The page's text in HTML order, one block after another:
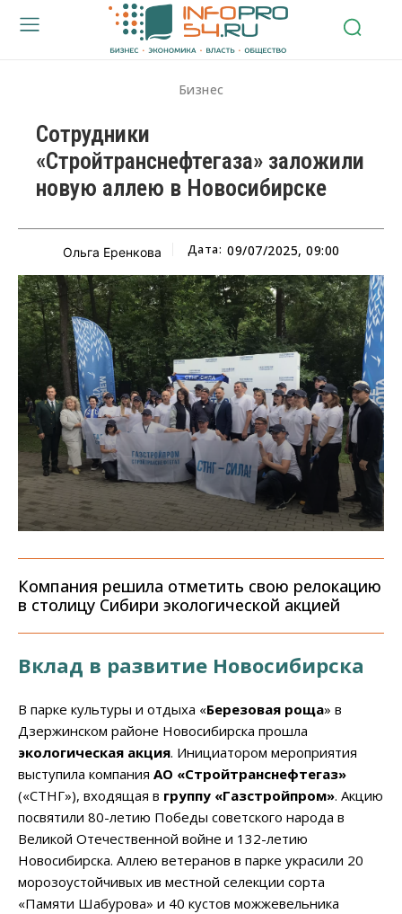
Бизнес
Сотрудники
«Стройтранснефтегаза» заложили
новую аллею в Новосибирске
Ольга Еренкова Дата: 09/07/2025, 09:00
Компания решила отметить свою релокацию
в столицу Сибири экологической акцией
Вклад в развитие Новосибирска
В парке культуры и отдыха «Березовая роща» в
Дзержинском районе Новосибирска прошла
экологическая акция. Инициатором мероприятия
выступила компания АО «Стройтранснефтегаз»
(«СТНГ»), входящая в группу «Газстройпром». Акцию
посвятили 80-летию Победы советского народа в
Великой Отечественной войне и 132-летию
Новосибирска. Аллею ветеранов в парке украсили 20
морозоустойчивых ив местной селекции сорта
«Памяти Шабурова» и 40 кустов можжевельника